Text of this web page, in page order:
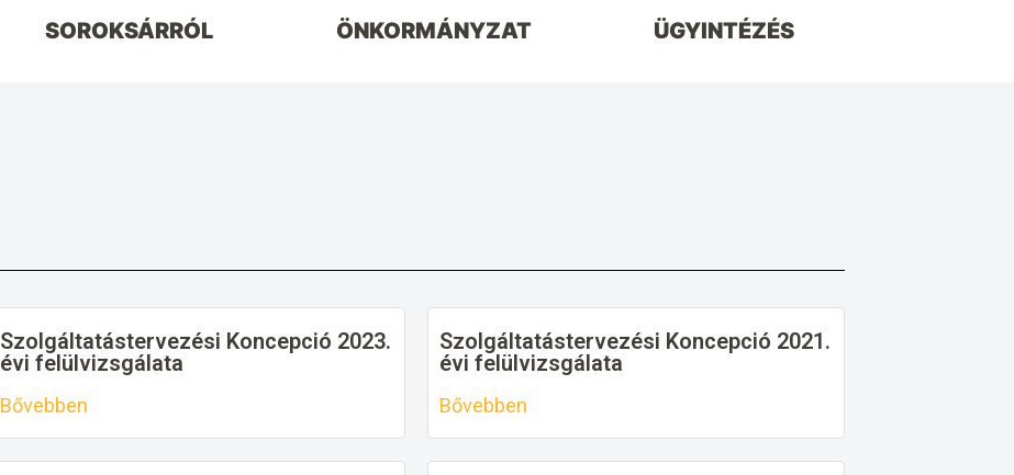
SOROKSÁRRÓL ÖNKORMÁNYZAT ÜGYINTÉZÉS
Szolgáltatástervezési Koncepció 2023.
évi felülvizsgálata
Bővebben
Szolgáltatástervezési Koncepció 2021.
évi felülvizsgálata
Bővebben